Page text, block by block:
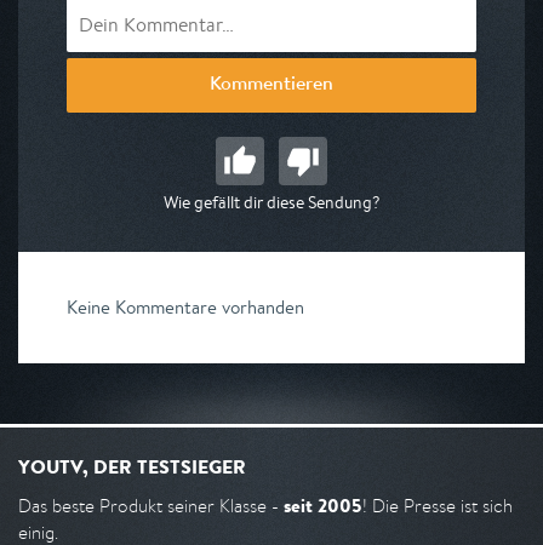
Kommentieren
Wie gefällt dir diese Sendung?
Keine Kommentare vorhanden
YOUTV, DER TESTSIEGER
Das beste Produkt seiner Klasse - seit 2005! Die Presse ist sich
einig.